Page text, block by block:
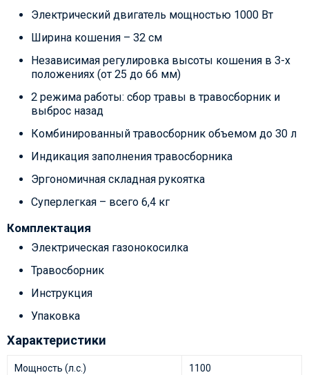
Электрический двигатель мощностью 1000 Вт
Ширина кошения – 32 см
Независимая регулировка высоты кошения в 3-х
положениях (от 25 до 66 мм)
2 режима работы: сбор травы в травосборник и
выброс назад
Комбинированный травосборник объемом до 30 л
Индикация заполнения травосборника
Эргономичная складная рукоятка
Суперлегкая – всего 6,4 кг
Комплектация
Электрическая газонокосилка
Травосборник
Инструкция
Упаковка
Характеристики
Мощность (л.с.) 1100